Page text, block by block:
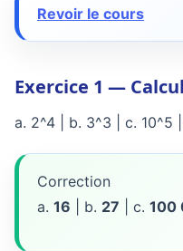
Revoir le cours
Exercice 1 —
a. 2^4 | b. 3^3 | c. 10^5
Correction
a. 16 | b. 27 | c. 100